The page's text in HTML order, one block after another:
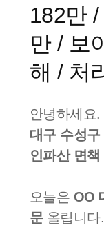
182만
만 / 보
해 / 처
안녕하세요.
대구 수성
인파산 면책
오늘은 OO
문올립니다.